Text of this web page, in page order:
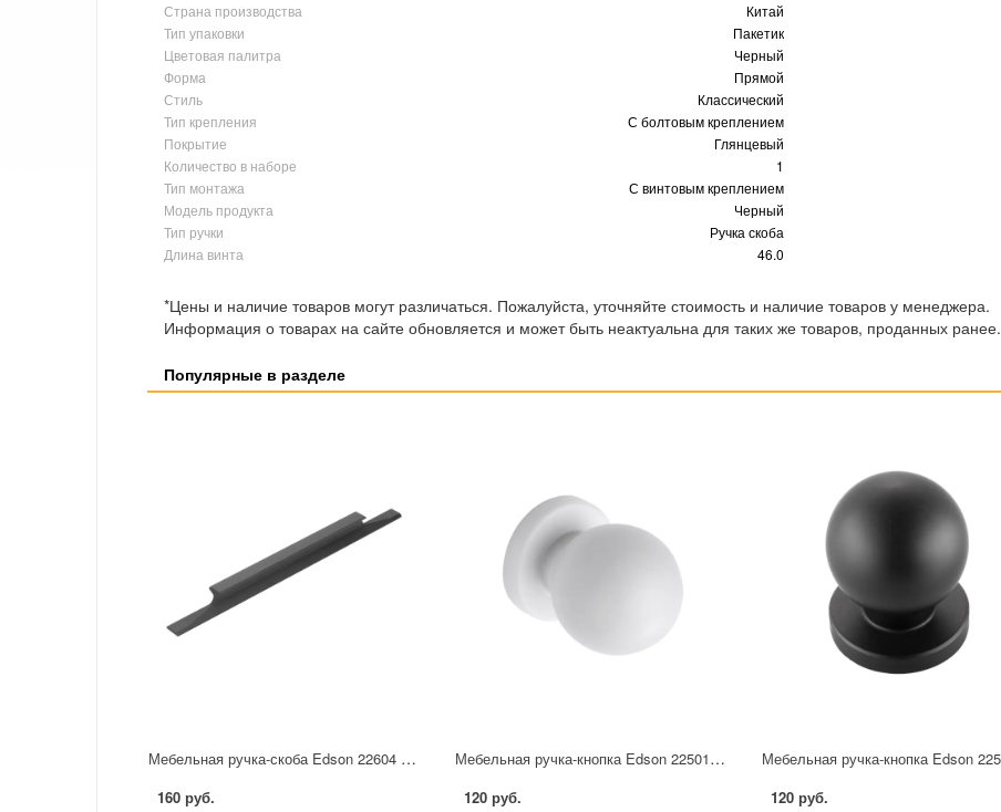
Страна производства
Китай
Тип упаковки
Пакетик
Цветовая палитра
Черный
Форма
Прямой
Стиль
Классический
Тип крепления
С болтовым креплением
Покрытие
Глянцевый
Количество в наборе
1
Тип монтажа
С винтовым креплением
Модель продукта
Черный
Тип ручки
Ручка скоба
Длина винта
46.0
*Цены и наличие товаров могут различаться. Пожалуйста, уточняйте стоимость и наличие товаров у менеджера.
Информация о товарах на сайте обновляется и может быть неактуальна для таких же товаров, проданных ранее.
Популярные в разделе
Мебельная ручка-скоба Edson 22604 96 мм черная
160 руб.
Мебельная ручка-кнопка Edson 22501 25 мм белая
120 руб. 120 руб.